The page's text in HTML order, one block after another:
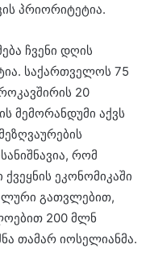
პრიორიტეტია.
ჩვენი დღის
საქართველოს 75
20
მემორანდუმი აქვს
რომ
ეკონომიკაში
გათვლებით,
200 მლნ
თამარ იოსელიანმა.